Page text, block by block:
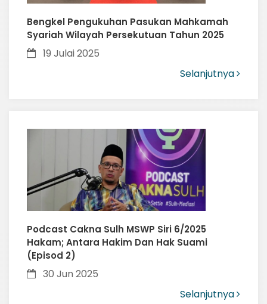
Bengkel Pengukuhan Pasukan Mahkamah
Syariah Wilayah Persekutuan Tahun 2025
19 Julai 2025
Selanjutnya
Podcast Cakna Sulh MSWP Siri 6/2025
Hakam; Antara Hakim Dan Hak Suami
(Episod 2)
30 Jun 2025
Selanjutnya